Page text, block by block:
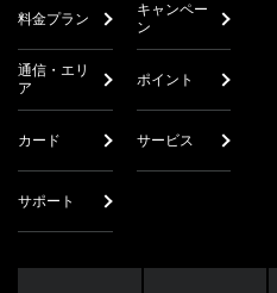
料金プラン
キャンペー
ン
通信・エリ
ア
ポイント
カード サービス
サポート